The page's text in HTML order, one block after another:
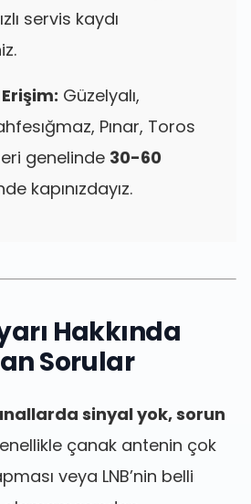
servis kaydı
Güzelyalı,
Pınar, Toros
genelinde 30-60
kapınızdayız.
Hakkında
Sorular
sinyal yok, sorun
çanak antenin çok
veya LNB’nin belli